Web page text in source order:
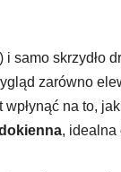
i samo skrzydło
zarówno
na to,
, idealna